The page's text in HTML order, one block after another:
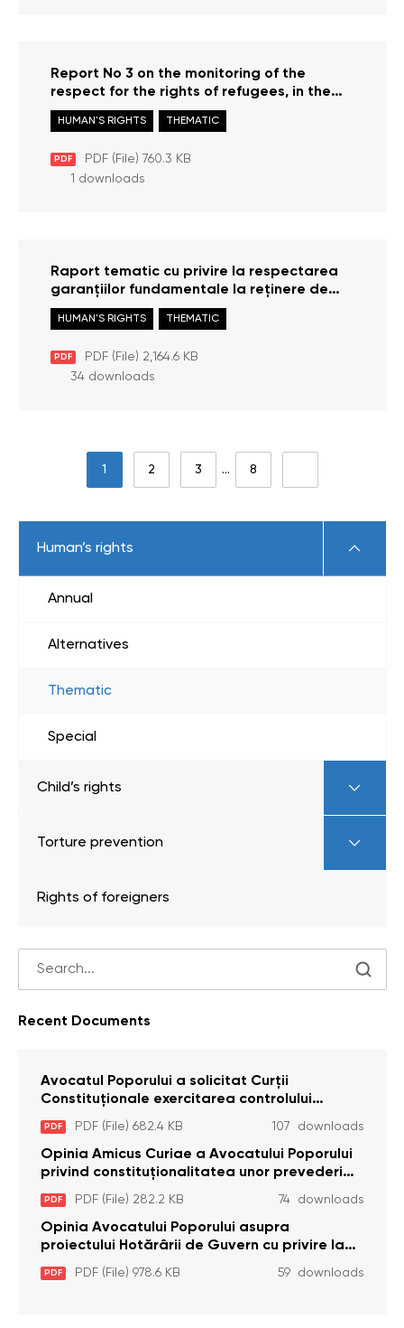
Report No 3 on the monitoring of the
respect for the rights of refugees, in the
context of the armed conflict in Ukraine for
the period August – December 2022
PDF PDF (File) 760.3 KB
HUMAN'S RIGHTS THEMATIC
1 downloads
Raport tematic cu privire la respectarea
garanțiilor fundamentale la reținere de
carabinieri
PDF PDF (File) 2,164.6 KB
HUMAN'S RIGHTS THEMATIC
34 downloads
1 2 3 … 8
Human’s rights
Annual
Alternatives
Thematic
Special
Child’s rights
Torture prevention
Rights of foreigners
Recent Documents
Avocatul Poporului a solicitat Curţii
Constituţionale exercitarea controlului
constituţionalităţii unor prevederi cu privire la
plata alocației sociale de stat persoanelor
cu dizabilitați care sunt private de liberate
PDF PDF (File) 682.4 KB 107 downloads
Opinia Amicus Curiae a Avocatului Poporului
privind constituționalitatea unor prevederi
care interzic angajarea în organizațiile de
pază particulară a persoanelor condamnate
pentru comiterea cu intenție a unor infracțiuni
a fost luată în considerare de Curtea
Constituțională
PDF PDF (File) 282.2 KB 74 downloads
Opinia Avocatului Poporului asupra
proiectului Hotărârii de Guvern cu privire la
aprobarea proiectului de lege privind
activitatea sanitară veterinarăa
PDF PDF (File) 978.6 KB 59 downloads